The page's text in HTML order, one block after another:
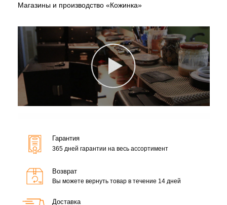
Магазины и производство «Кожинка»
Гарантия
365 дней гарантии на весь ассортимент
Возврат
Вы можете вернуть товар в течение 14 дней
Доставка